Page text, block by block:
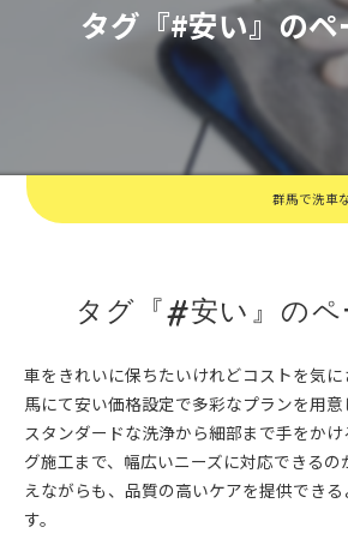
タグ『#安い』の
群馬で洗車
タグ『#安い』のペ
車をきれいに保ちたいけれどコストを気
馬にて安い価格設定で多彩なプランを用意
スタンダードな洗浄から細部まで手をか
グ施工まで、幅広いニーズに対応できる
えながらも、品質の高いケアを提供でき
す。